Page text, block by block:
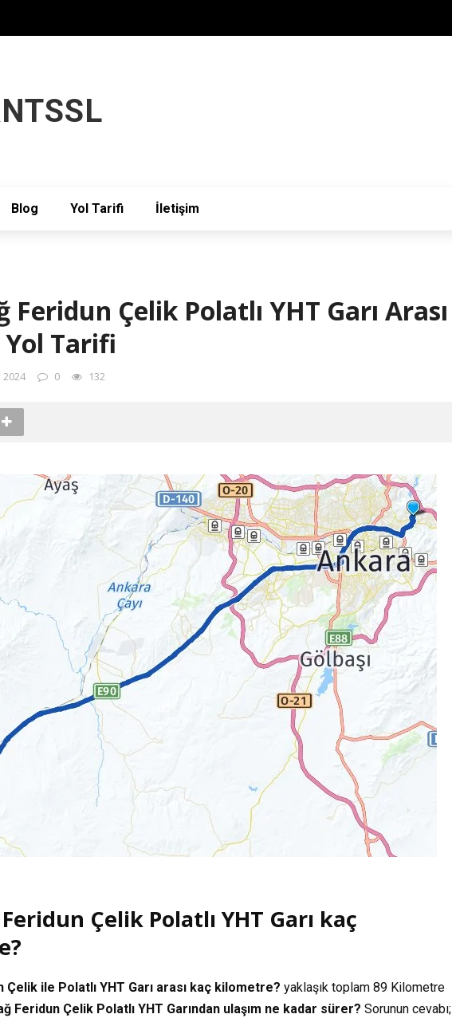
Blog Yol Tarifi İletişim
Feridun Çelik Polatlı YHT Garı Arası
Yol Tarifi
2024 0 132
Çelik Polatlı YHT Garı kaç
Çelik ile Polatlı YHT Garı arası kaç kilometre? yaklaşık toplam 89 Kilometre
Feridun Çelik Polatlı YHT Garından ulaşım ne kadar sürer? Sorunun cevabı;